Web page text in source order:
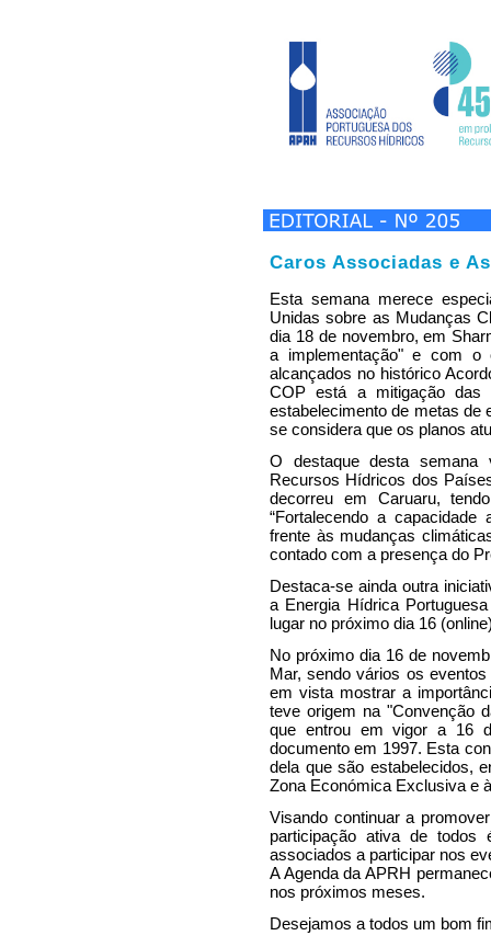
Caros Associadas e
Esta semana merece
Unidas sobre as Mudanças
dia 18 de novembro, em
a implementação" e com o
alcançados no histórico
COP está a mitigação
estabelecimento de metas de
se considera que os planos
O destaque desta
Recursos Hídricos dos
decorreu em Caruaru,
“Fortalecendo a
frente às mudanças
contado com a presença do
Destaca-se ainda outra
a Energia Hídrica
lugar no próximo dia 16
No próximo dia 16 de
Mar, sendo vários os
em vista mostrar a
teve origem na "Convenção
que entrou em vigor a 16
documento em 1997. Esta
dela que são estabelecidos,
Zona Económica Exclusiva e
Visando continuar a
participação ativa de todos
associados a participar nos
A Agenda da APRH
nos próximos meses.
Desejamos a todos um bom